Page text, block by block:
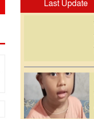
Last Update